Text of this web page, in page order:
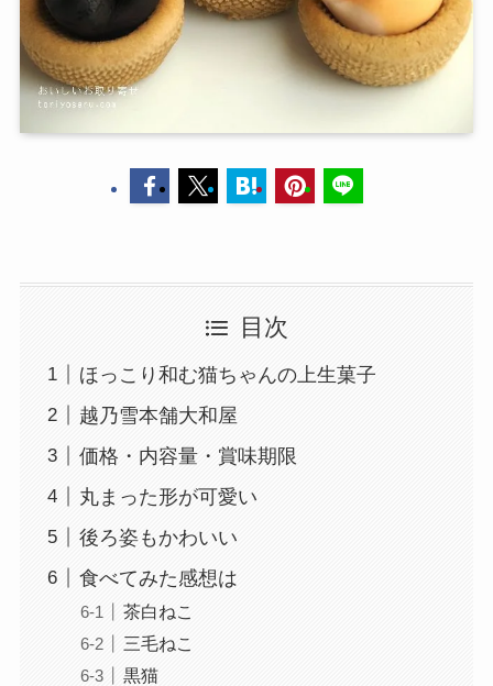
目次
ほっこり和む猫ちゃんの上生菓子
越乃雪本舗大和屋
価格・内容量・賞味期限
丸まった形が可愛い
後ろ姿もかわいい
食べてみた感想は
茶白ねこ
三毛ねこ
黒猫